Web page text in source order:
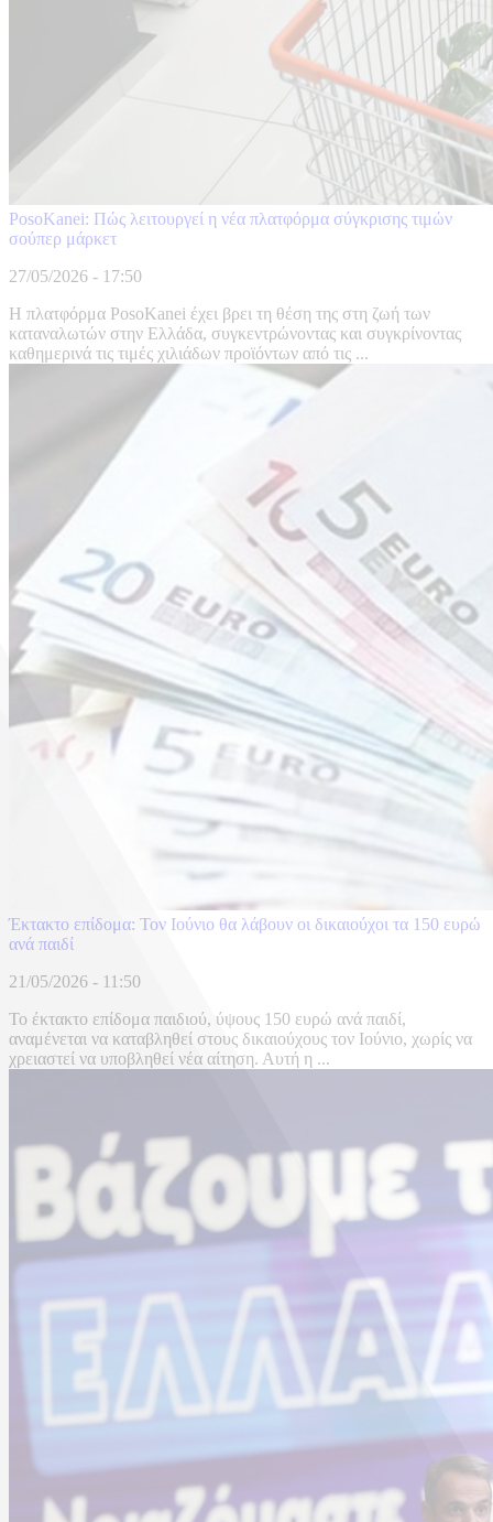
PosoKanei: Πώς λειτουργεί η νέα πλατφόρμα σύγκρισης τιμών
σούπερ μάρκετ
27/05/2026 - 17:50
Η πλατφόρμα PosoKanei έχει βρει τη θέση της στη ζωή των
καταναλωτών στην Ελλάδα, συγκεντρώνοντας και συγκρίνοντας
καθημερινά τις τιμές χιλιάδων προϊόντων από τις ...
Έκτακτο επίδομα: Τον Ιούνιο θα λάβουν οι δικαιούχοι τα 150 ευρώ
ανά παιδί
21/05/2026 - 11:50
Το έκτακτο επίδομα παιδιού, ύψους 150 ευρώ ανά παιδί,
αναμένεται να καταβληθεί στους δικαιούχους τον Ιούνιο, χωρίς να
χρειαστεί να υποβληθεί νέα αίτηση. Αυτή η ...